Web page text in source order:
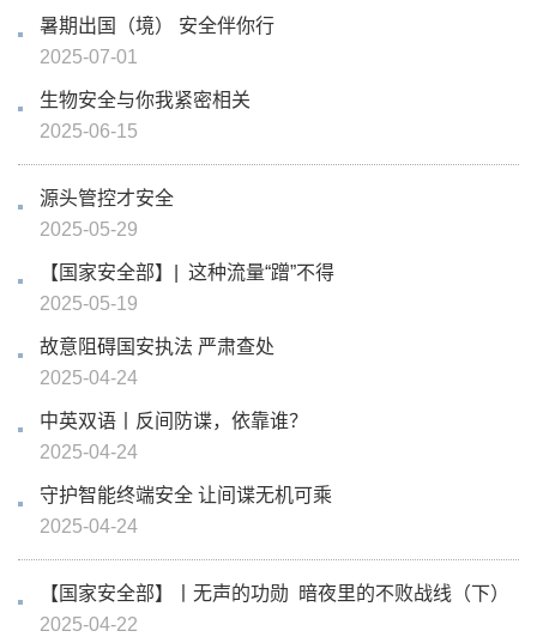
暑期出国（境） 安全伴你行
2025-07-01
生物安全与你我紧密相关
2025-06-15
源头管控才安全
2025-05-29
【国家安全部】| 这种流量“蹭”不得
2025-05-19
故意阻碍国安执法 严肃查处
2025-04-24
中英双语丨反间防谍，依靠谁？
2025-04-24
守护智能终端安全 让间谍无机可乘
2025-04-24
【国家安全部】丨无声的功勋 暗夜里的不败战线（下）
2025-04-22